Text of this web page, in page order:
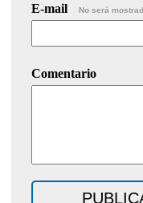
E-mail No será
Comentario